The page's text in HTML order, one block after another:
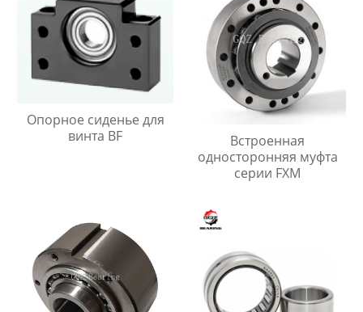
Опорное сиденье для
винта BF
Встроенная
односторонняя муфта
серии FXM